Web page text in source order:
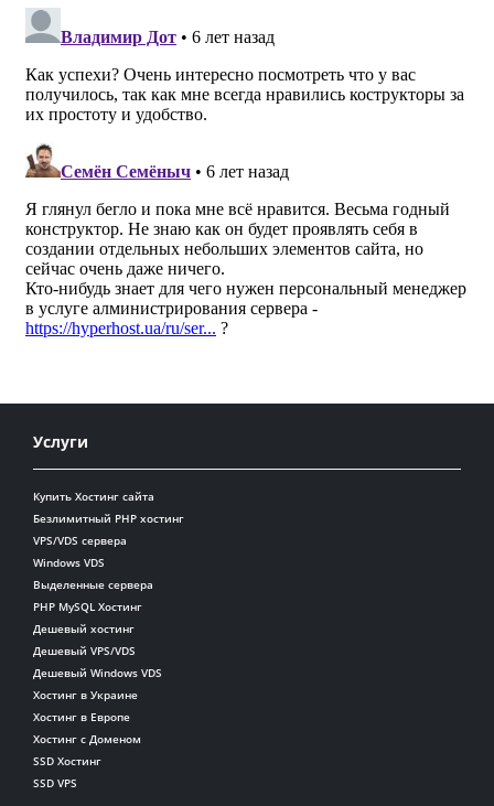
Услуги
Купить Хостинг сайта
Безлимитный PHP хостинг
VPS/VDS сервера
Windows VDS
Выделенные сервера
PHP MySQL Хостинг
Дешевый хостинг
Дешевый VPS/VDS
Дешевый Windows VDS
Хостинг в Украине
Хостинг в Европе
Хостинг с Доменом
SSD Хостинг
SSD VPS